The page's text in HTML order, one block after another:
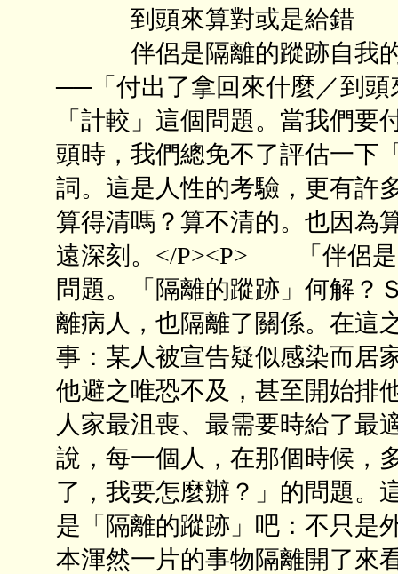
到頭來算對或是給錯
伴侶是隔離的蹤跡自我
──「付出了拿回來什麼／到
「計較」這個問題。當我們
頭時，我們總免不了評估一下
詞。這是人性的考驗，更有許
算得清嗎？算不清的。也因為
遠深刻。</P><P> 「伴侶是
問題。「隔離的蹤跡」何解？
離病人，也隔離了關係。在這
事：某人被宣告疑似感染而居
他避之唯恐不及，甚至開始排
人家最沮喪、最需要時給了最
說，每一個人，在那個時候，
了，我要怎麼辦？」的問題。
是「隔離的蹤跡」吧：不只是
本渾然一片的事物隔離開了來